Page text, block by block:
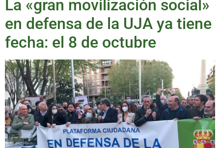
La «gran movilización social»
en defensa de la UJA ya tiene
fecha: el 8 de octubre